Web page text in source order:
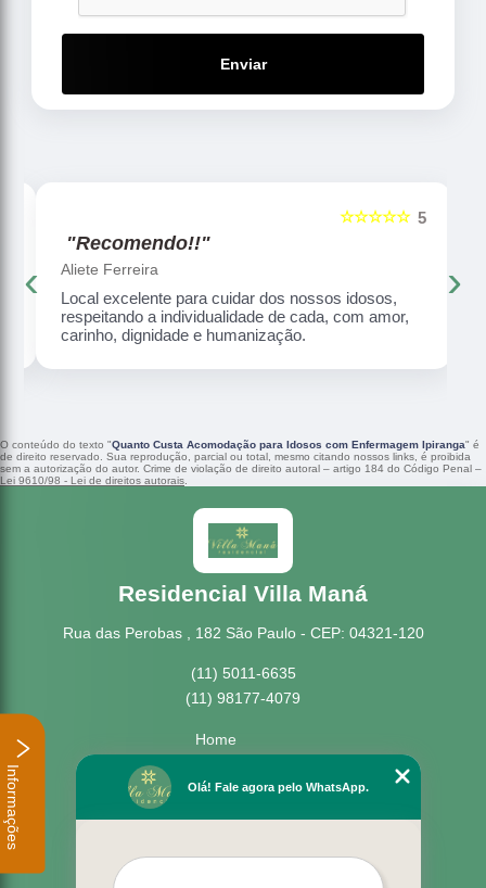
Enviar
5
☆☆☆☆☆
"Recomendo!!"
Aliete Ferreira
Local excelente para cuidar dos nossos idosos,
respeitando a individualidade de cada, com amor,
carinho, dignidade e humanização.
‹ ›
O conteúdo do texto "Quanto Custa Acomodação para Idosos com Enfermagem Ipiranga" é
de direito reservado. Sua reprodução, parcial ou total, mesmo citando nossos links, é proibida
sem a autorização do autor. Crime de violação de direito autoral – artigo 184 do Código Penal –
Lei 9610/98 - Lei de direitos autorais
Residencial Villa Maná
Rua das Perobas , 182 São Paulo - CEP: 04321-120
(11) 5011-6635
(11) 98177-4079
Home
Missão
Olá! Fale agora pelo WhatsApp.
Informações